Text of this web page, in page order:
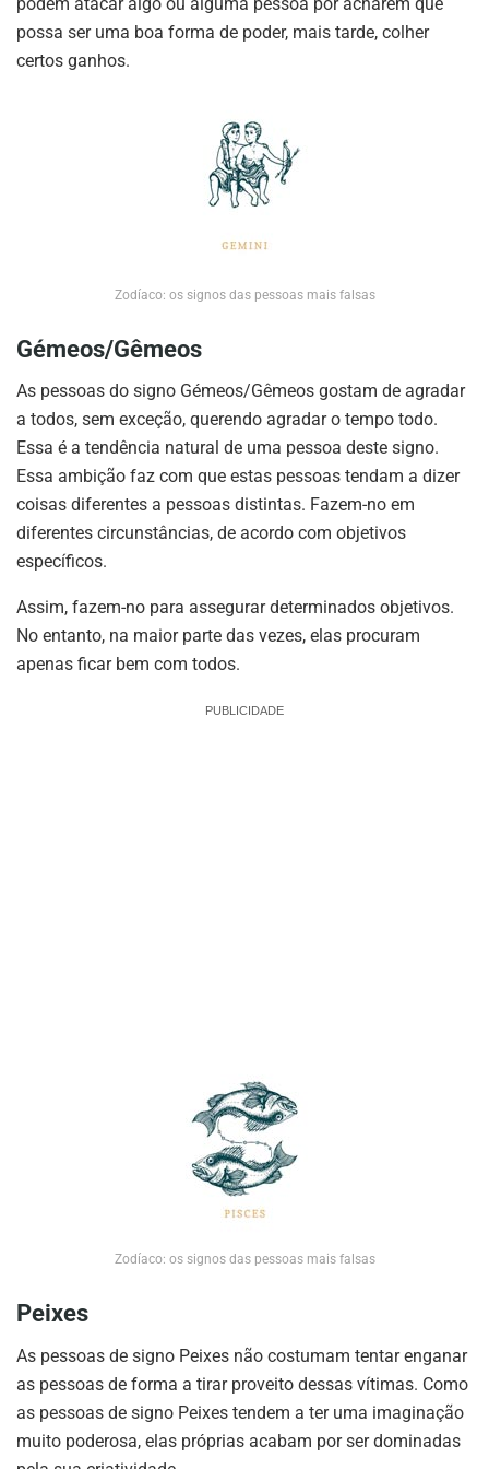
possa ser uma boa forma de poder, mais tarde, colher
certos ganhos.
Zodíaco: os signos das pessoas mais falsas
Gémeos/Gêmeos
As pessoas do signo Gémeos/Gêmeos gostam de agradar
a todos, sem exceção, querendo agradar o tempo todo.
Essa é a tendência natural de uma pessoa deste signo.
Essa ambição faz com que estas pessoas tendam a dizer
coisas diferentes a pessoas distintas. Fazem-no em
diferentes circunstâncias, de acordo com objetivos
específicos.
Assim, fazem-no para assegurar determinados objetivos.
No entanto, na maior parte das vezes, elas procuram
apenas ficar bem com todos.
PUBLICIDADE
Zodíaco: os signos das pessoas mais falsas
Peixes
As pessoas de signo Peixes não costumam tentar enganar
as pessoas de forma a tirar proveito dessas vítimas. Como
as pessoas de signo Peixes tendem a ter uma imaginação
muito poderosa, elas próprias acabam por ser dominadas